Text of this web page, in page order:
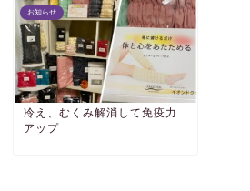
お知らせ
冷え、むくみ解消して免疫力
アップ